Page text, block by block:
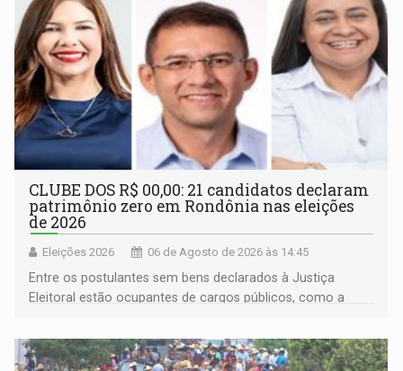
CLUBE DOS R$ 00,00: 21 candidatos declaram
patrimônio zero em Rondônia nas eleições
de 2026
Eleições 2026 06 de Agosto de 2026 às 14:45
Entre os postulantes sem bens declarados à Justiça
Eleitoral estão ocupantes de cargos públicos, como a
Pedro Geovar (PP) e a vice-prefeita Magna dos Anjos
(NOVO)